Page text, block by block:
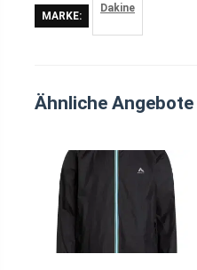
MARKE:
Dakine
Ähnliche Angebote